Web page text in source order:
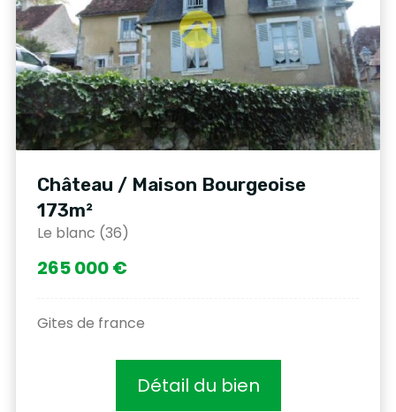
Château / Maison Bourgeoise
173m²
Le blanc (36)
265 000 €
Gites de france
Détail du bien